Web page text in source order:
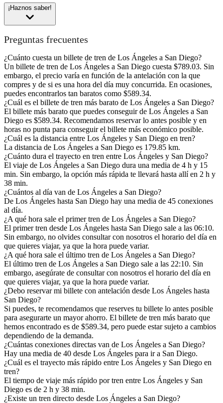
¡Haznos saber!
Preguntas frecuentes
¿Cuánto cuesta un billete de tren de Los Ángeles a San Diego?
Un billete de tren de Los Ángeles a San Diego cuesta $789.03. Sin
embargo, el precio varía en función de la antelación con la que
compres y de si es una hora del día muy concurrida. En ocasiones,
puedes encontrarlos tan baratos como $589.34.
¿Cuál es el billete de tren más barato de Los Ángeles a San Diego?
El billete más barato que puedes conseguir de Los Ángeles a San
Diego es $589.34. Recomendamos reservar lo antes posible y en
horas no punta para conseguir el billete más económico posible.
¿Cuál es la distancia entre Los Ángeles y San Diego en tren?
La distancia de Los Ángeles a San Diego es 179.85 km.
¿Cuánto dura el trayecto en tren entre Los Ángeles y San Diego?
El viaje de Los Ángeles a San Diego dura una media de 4 h y 15
min. Sin embargo, la opción más rápida te llevará hasta allí en 2 h y
38 min.
¿Cuántos al día van de Los Ángeles a San Diego?
De Los Ángeles hasta San Diego hay una media de 45 conexiones
al día.
¿A qué hora sale el primer tren de Los Ángeles a San Diego?
El primer tren desde Los Ángeles hasta San Diego sale a las 06:10.
Sin embargo, no olvides consultar con nosotros el horario del día en
que quieres viajar, ya que la hora puede variar.
¿A qué hora sale el último tren de Los Ángeles a San Diego?
El último tren de Los Ángeles a San Diego sale a las 22:10. Sin
embargo, asegúrate de consultar con nosotros el horario del día en
que quieres viajar, ya que la hora puede variar.
¿Debo reservar mi billete con antelación desde Los Ángeles hasta
San Diego?
Si puedes, te recomendamos que reserves tu billete lo antes posible
para asegurarte un mayor ahorro. El billete de tren más barato que
hemos encontrado es de $589.34, pero puede estar sujeto a cambios
dependiendo de la demanda.
¿Cuántas conexiones directas van de Los Ángeles a San Diego?
Hay una media de 40 desde Los Ángeles para ir a San Diego.
¿Cuál es el trayecto más rápido entre Los Ángeles y San Diego en
tren?
El tiempo de viaje más rápido por tren entre Los Ángeles y San
Diego es de 2 h y 38 min.
¿Existe un tren directo desde Los Ángeles a San Diego?